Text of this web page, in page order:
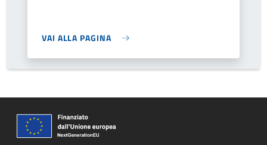
VAI ALLA PAGINA